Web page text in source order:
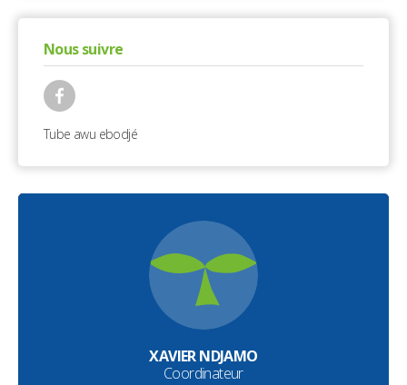
Nous suivre
Tube awu ebodjé
XAVIER NDJAMO
Coordinateur